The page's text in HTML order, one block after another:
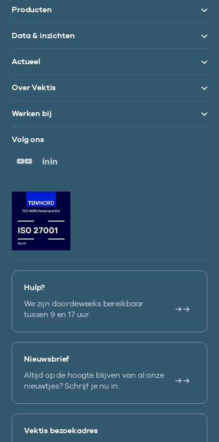
Producten
Data & inzichten
Actueel
Over Vektis
Werken bij
Volg ons
Hulp?
We zijn doordeweeks bereikbaar
tussen 9 en 17 uur.
Nieuwsbrief
Altijd op de hoogte blijven van al onze
nieuwtjes? Schrijf je nu in.
Vektis bezoekadres